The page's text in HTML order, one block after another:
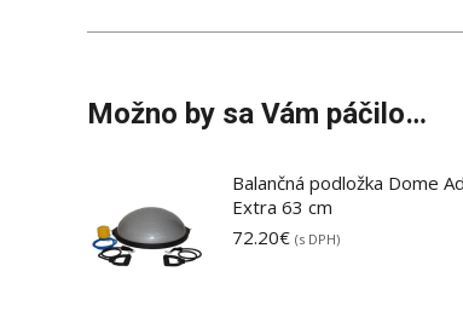
Možno by sa Vám páčilo…
Balančná podložka Dome
Extra 63 cm
72.20€ (s DPH)